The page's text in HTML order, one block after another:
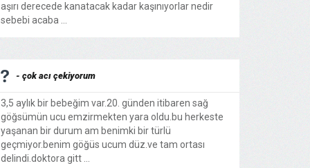
aşırı derecede kanatacak kadar kaşınıyorlar nedir
sebebi acaba ...
- çok acı çekiyorum
3,5 aylık bir bebeğim var.20. günden itibaren sağ
göğsümün ucu emzirmekten yara oldu.bu herkeste
yaşanan bir durum am benimki bir türlü
geçmiyor.benim göğüs ucum düz.ve tam ortası
delindi.doktora gitt ...